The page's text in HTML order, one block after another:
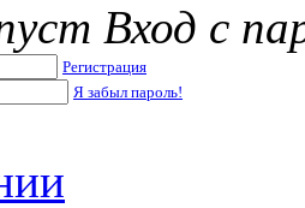
Вход с
Регистрация
Я забыл пароль!